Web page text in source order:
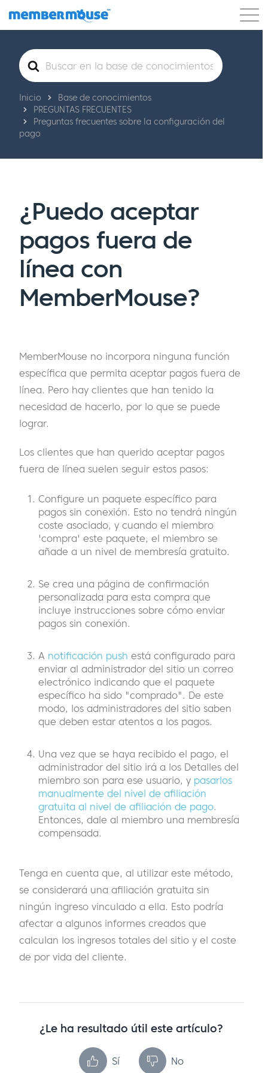
Características Clientes Precios
Comenzar
Buscar
Inicio
Base de conocimientos
PREGUNTAS FRECUENTES
Preguntas frecuentes sobre la configuración del
pago
¿Puedo aceptar
pagos fuera de
línea con
MemberMouse?
MemberMouse no incorpora ninguna función
específica que permita aceptar pagos fuera de
línea. Pero hay clientes que han tenido la
necesidad de hacerlo, por lo que se puede
lograr.
Los clientes que han querido aceptar pagos
fuera de línea suelen seguir estos pasos:
Configure un paquete específico para
pagos sin conexión. Esto no tendrá ningún
coste asociado, y cuando el miembro
'compra' este paquete, el miembro se
añade a un nivel de membresía gratuito.
Se crea una página de confirmación
personalizada para esta compra que
incluye instrucciones sobre cómo enviar
pagos sin conexión.
A notificación push está configurado para
enviar al administrador del sitio un correo
electrónico indicando que el paquete
específico ha sido "comprado". De este
modo, los administradores del sitio saben
que deben estar atentos a los pagos.
Una vez que se haya recibido el pago, el
administrador del sitio irá a los Detalles del
miembro son para ese usuario, y pasarlos
manualmente del nivel de afiliación
gratuita al nivel de afiliación de pago.
Entonces, dale al miembro una membresía
compensada.
Tenga en cuenta que, al utilizar este método,
se considerará una afiliación gratuita sin
ningún ingreso vinculado a ella. Esto podría
afectar a algunos informes creados que
calculan los ingresos totales del sitio y el coste
de por vida del cliente.
¿Le ha resultado útil este artículo?
Sí No